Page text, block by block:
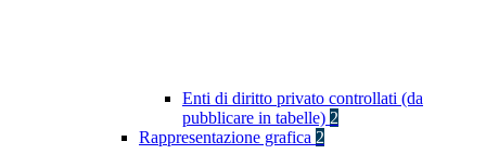
Enti di diritto privato controllati (da
pubblicare in tabelle) 2
Rappresentazione grafica 2